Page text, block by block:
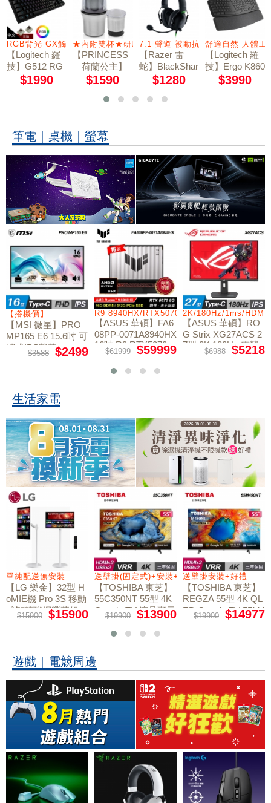
RGB背光 GX觸感茶軸
【Logitech 羅
技】G512 RG
B 機械遊戲鍵
$1990
★內附雙杯★研磨杯/蔬果切碎杯
【PRINCESS
｜荷蘭公主】
不鏽鋼乾溼研
221030
$1590
7.1 聲道 被動抗噪
【Razer 雷
蛇】BlackShar
k V2 X 黑鯊 電
$1280
舒適自然 人體
【Logitech 羅
技】Ergo K860
藍牙人體工學
$3990
筆電｜桌機｜螢幕
W11
【搭機價】
【MSI 微星】PRO
MP165 E6 15.6吋 可
攜式IPS螢幕
$3588 $2499
R9 8940HX/RTX5070/512GB/16G
【ASUS 華碩】FA6
08PP-0071A8940HX
16吋 R9 RTX5070
電競筆電
$61999 $59999
2K/180Hz/1ms/
【ASUS 華碩】RO
G Strix XG27ACS 2
7型 2K 180Hz 電競
$6988 $5218
生活家電
禮
單純配送無安裝
【LG 樂金】32型 H
oMIE機 Pro 3S 移動
式智慧聯網螢幕組｜
單純配送
$15900 $15900
送壁掛(固定式)+安裝+好禮贈
【TOSHIBA 東芝】
55C350NT 55型 4K
Google TV 液晶顯示
器｜含壁掛(固定式)
+安裝
$19900 $13900
送壁掛安裝+好禮
【TOSHIBA 東芝】
REGZA 55型 4K QL
ED Google TV 55M4
50NT液晶顯示器｜
$19900 $14977
遊戲｜電競周邊